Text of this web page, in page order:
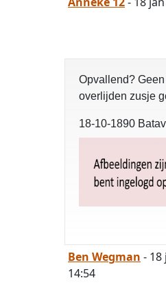
Opvallend?
overlijden zusje
18-10-1890
Ben Wegman - 18
14:54